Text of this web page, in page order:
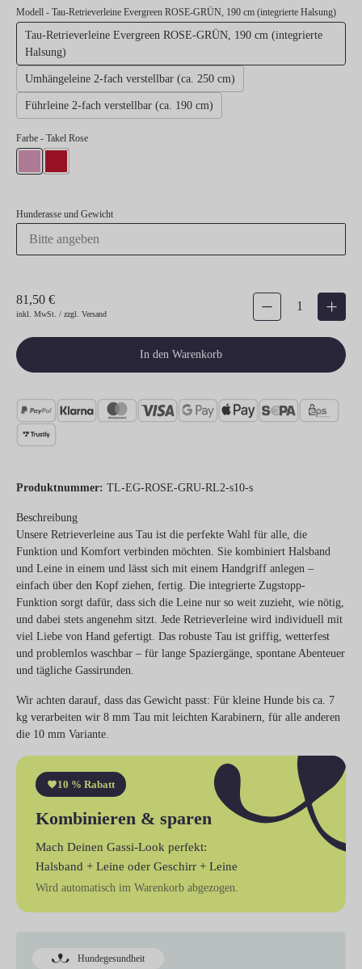
Modell - Tau-Retrieverleine Evergreen ROSE-GRÜN, 190 cm (integrierte Halsung)
Tau-Retrieverleine Evergreen ROSE-GRÜN, 190 cm (integrierte
Halsung)
Umhängeleine 2-fach verstellbar (ca. 250 cm)
Führleine 2-fach verstellbar (ca. 190 cm)
Farbe - Takel Rose
Hunderasse und Gewicht
81,50 €
inkl. MwSt. / zzgl. Versand
Produkt Anzahl: Gib den
In den Warenkorb
Produktnummer: TL-EG-ROSE-GRU-RL2-s10-s
Beschreibung
Unsere Retrieverleine aus Tau ist die perfekte Wahl für alle, die
Funktion und Komfort verbinden möchten. Sie kombiniert Halsband
und Leine in einem und lässt sich mit einem Handgriff anlegen –
einfach über den Kopf ziehen, fertig. Die integrierte Zugstopp-
Funktion sorgt dafür, dass sich die Leine nur so weit zuzieht, wie nötig,
und dabei stets angenehm sitzt. Jede Retrieverleine wird individuell mit
viel Liebe von Hand gefertigt. Das robuste Tau ist griffig, wetterfest
und problemlos waschbar – für lange Spaziergänge, spontane Abenteuer
und tägliche Gassirunden.
Wir achten darauf, dass das Gewicht passt: Für kleine Hunde bis ca. 7
kg verarbeiten wir 8 mm Tau mit leichten Karabinern, für alle anderen
die 10 mm Variante.
10 % Rabatt
Kombinieren & sparen
Mach Deinen Gassi-Look perfekt:
Halsband + Leine oder Geschirr + Leine
Wird automatisch im Warenkorb abgezogen.
Hundegesundheit